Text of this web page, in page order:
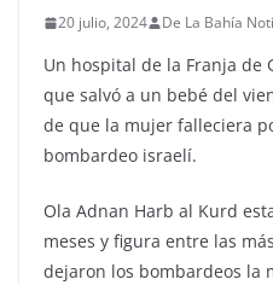
20 julio, 2024 De La Bahía
Un hospital de la Franja de
que salvó a un bebé del
de que la mujer falleciera
bombardeo israelí.
Ola Adnan Harb al Kurd
meses y figura entre las
dejaron los bombardeos la